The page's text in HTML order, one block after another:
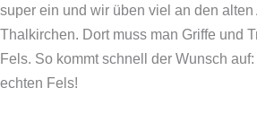
super ein und wir üben viel an den
Thalkirchen. Dort muss man Griffe und
Fels. So kommt schnell der Wunsch
echten Fels!